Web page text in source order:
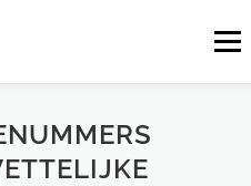
Menu
BLOG CONTACT